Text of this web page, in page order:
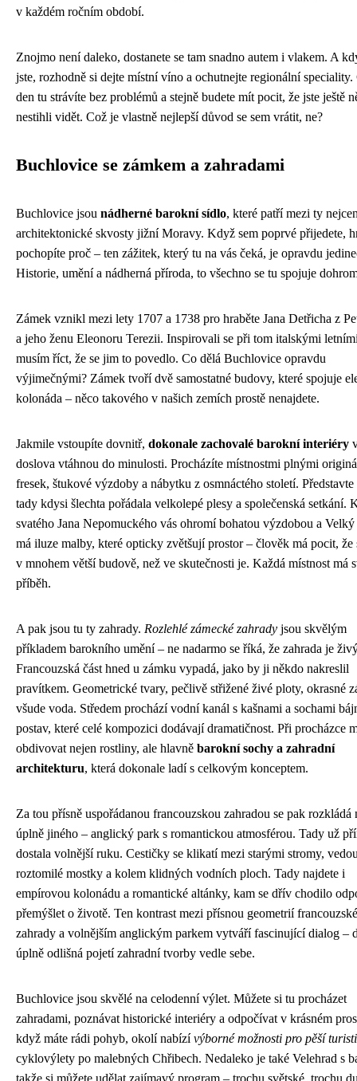
v každém ročním období.
Znojmo není daleko, dostanete se tam snadno autem i vlakem. A
jste, rozhodně si dejte místní víno a ochutnejte regionální speciality.
den tu strávíte bez problémů a stejně budete mít pocit, že jste ještě
nestihli vidět. Což je vlastně nejlepší důvod se sem vrátit, ne?
Buchlovice se zámkem a zahradami
Buchlovice jsou nádherné barokní sídlo, které patří mezi ty
architektonické skvosty jižní Moravy. Když sem poprvé přijedete,
pochopíte proč – ten zážitek, který tu na vás čeká, je opravdu
Historie, umění a nádherná příroda, to všechno se tu spojuje
Zámek vznikl mezi lety 1707 a 1738 pro hraběte Jana Detřicha z
a jeho ženu Eleonoru Terezii. Inspirovali se při tom italskými
musím říct, že se jim to povedlo. Co dělá Buchlovice opravdu
výjimečnými? Zámek tvoří dvě samostatné budovy, které spojuje
kolonáda – něco takového v našich zemích prostě nenajdete.
Jakmile vstoupíte dovnitř, dokonale zachovalé barokní interiéry
doslova vtáhnou do minulosti. Procházíte místnostmi plnými
fresek, štukové výzdoby a nábytku z osmnáctého století.
tady kdysi šlechta pořádala velkolepé plesy a společenská setkání.
svatého Jana Nepomuckého vás ohromí bohatou výzdobou a Velký
má iluze malby, které opticky zvětšují prostor – člověk má pocit, že
v mnohem větší budově, než ve skutečnosti je. Každá místnost má
příběh.
A pak jsou tu ty zahrady. Rozlehlé zámecké zahrady jsou skvělým
příkladem barokního umění – ne nadarmo se říká, že zahrada je
Francouzská část hned u zámku vypadá, jako by ji někdo nakreslil
pravítkem. Geometrické tvary, pečlivě střižené živé ploty, okrasné
všude voda. Středem prochází vodní kanál s kašnami a sochami
postav, které celé kompozici dodávají dramatičnost. Při procházce
obdivovat nejen rostliny, ale hlavně barokní sochy a zahradní
architekturu, která dokonale ladí s celkovým konceptem.
Za tou přísně uspořádanou francouzskou zahradou se pak rozkládá
úplně jiného – anglický park s romantickou atmosférou. Tady už
dostala volnější ruku. Cestičky se klikatí mezi starými stromy,
roztomilé mostky a kolem klidných vodních ploch. Tady najdete i
empírovou kolonádu a romantické altánky, kam se dřív chodilo
přemýšlet o životě. Ten kontrast mezi přísnou geometrií francouzské
zahrady a volnějším anglickým parkem vytváří fascinující dialog –
úplně odlišná pojetí zahradní tvorby vedle sebe.
Buchlovice jsou skvělé na celodenní výlet. Můžete si tu procházet
zahradami, poznávat historické interiéry a odpočívat v krásném
když máte rádi pohyb, okolí nabízívýborné možnosti pro pěší
cyklovýlety po malebných Chřibech. Nedaleko je také Velehrad s